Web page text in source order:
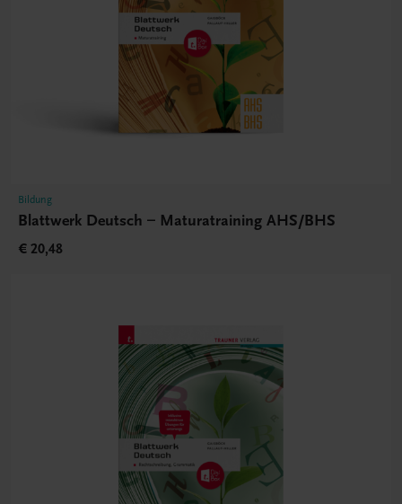
Bildung
Blattwerk Deutsch – Maturatraining AHS/BHS
€ 20,48